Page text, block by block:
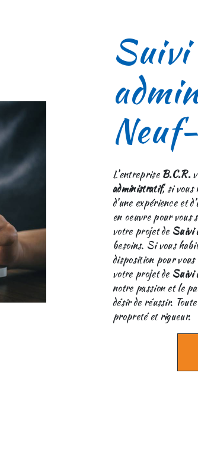
Suivi
L’entreprise B.C.R.
administratif, si vous
d’une expérience et
en oeuvre pour vous
votre projet de Suivi
besoins. Si vous
disposition pour
votre projet de Suivi
notre passion et le
désir de réussir.
propreté et rigueur.